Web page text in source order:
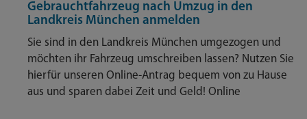
Gebrauchtfahrzeug nach Umzug in den
Landkreis München anmelden
Sie sind in den Landkreis München umgezogen und
möchten ihr Fahrzeug umschreiben lassen? Nutzen Sie
hierfür unseren Online-Antrag bequem von zu Hause
aus und sparen dabei Zeit und Geld! Online